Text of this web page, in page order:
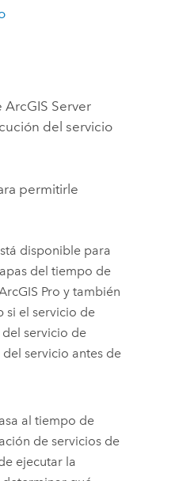
ArcGIS Server
del servicio
permitirle
disponible para
del tiempo de
Pro y también
si el servicio de
servicio de
servicio antes de
al tiempo de
de servicios de
ejecutar la